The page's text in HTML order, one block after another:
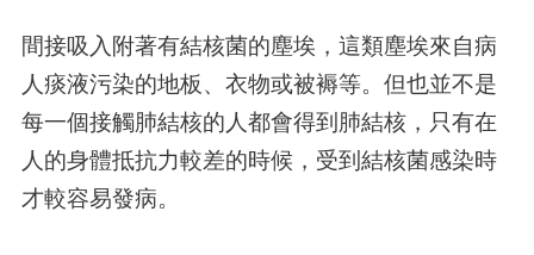
間接吸入附著有結核菌的塵埃，這類塵埃來自病
人痰液污染的地板、衣物或被褥等。但也並不是
每一個接觸肺結核的人都會得到肺結核，只有在
人的身體抵抗力較差的時候，受到結核菌感染時
才較容易發病。